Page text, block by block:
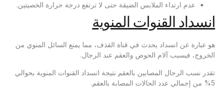
عدم ارتداء الملابس الضيقة حتى لا ترتفع درجة حرارة الخصيتين.
انسداد القنوات المنوية
هو عبارة عن انسداد يحدث في قناة القذف، مما يمنع السائل المنوي من
الخروج، فيسبب آلام الحوض والعقم عند الرجال.
تقدر نسب الرجال المصابين بالعقم نتيجة انسداد القنوات المنوية بحوالي
5% من إجمالي عدد الحالات المصابة بالعقم.